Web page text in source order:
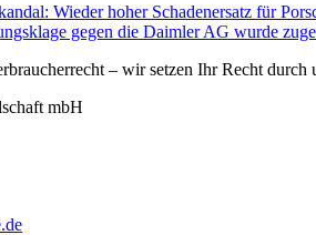
Wieder hoher Schadenersatz für
gegen die Daimler AG wurde
– wir setzen Ihr Recht durch
mbH